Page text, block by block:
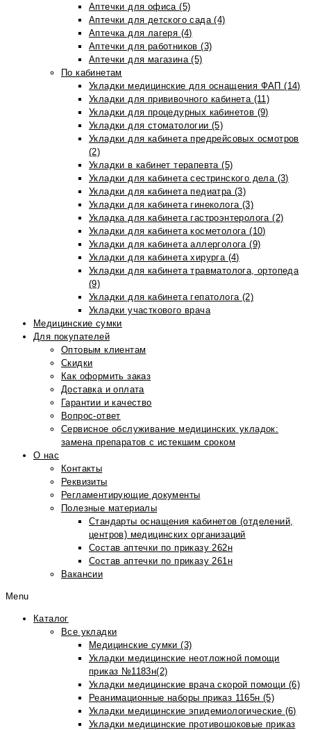
Аптечки для офиса (5)
Аптечки для детского сада (4)
Аптечка для лагеря (4)
Аптечки для работников (3)
Аптечки для магазина (5)
По кабинетам
Укладки медицинские для оснащения ФАП (14)
Укладки для прививочного кабинета (11)
Укладки для процедурных кабинетов (9)
Укладки для стоматологии (5)
Укладки для кабинета предрейсовых осмотров
(2)
Укладки в кабинет терапевта (5)
Укладки для кабинета сестринского дела (3)
Укладки для кабинета педиатра (3)
Укладки для кабинета гинеколога (3)
Укладка для кабинета гастроэнтеролога (2)
Укладки для кабинета косметолога (10)
Укладки для кабинета аллерголога (9)
Укладки для кабинета хирурга (4)
Укладки для кабинета травматолога, ортопеда
(9)
Укладки для кабинета гепатолога (2)
Укладки участкового врача
Медицинские сумки
Для покупателей
Оптовым клиентам
Скидки
Как оформить заказ
Доставка и оплата
Гарантии и качество
Вопрос-ответ
Сервисное обслуживание медицинских укладок:
замена препаратов с истекшим сроком
О нас
Контакты
Реквизиты
Регламентирующие документы
Полезные материалы
Стандарты оснащения кабинетов (отделений,
центров) медицинских организаций
Состав аптечки по приказу 262н
Состав аптечки по приказу 261н
Вакансии
Menu
Каталог
Все укладки
Медицинские сумки (3)
Укладки медицинские неотложной помощи
приказ №1183н(2)
Укладки медицинские врача скорой помощи (6)
Реанимационные наборы приказ 1165н (5)
Укладки медицинские эпидемиологические (6)
Укладки медицинские противошоковые приказ